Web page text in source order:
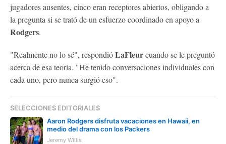
jugadores ausentes, cinco eran receptores abiertos, obligando a
la pregunta si se trató de un esfuerzo coordinado en apoyo a
Rodgers.
"Realmente no lo sé", respondióLaFleurcuando se le preguntó
acerca de esa teoría. "He tenido conversaciones individuales con
cada uno, pero nunca surgió eso".
SELECCIONES EDITORIALES
Aaron Rodgers disfruta vacaciones en Hawaii, en
medio del drama con los Packers
Jeremy Willis